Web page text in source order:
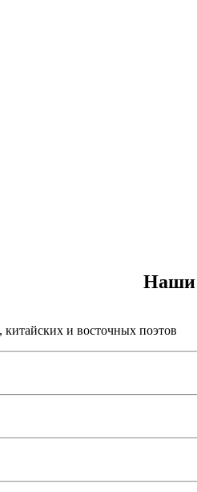
Наши
китайских и восточных поэтов